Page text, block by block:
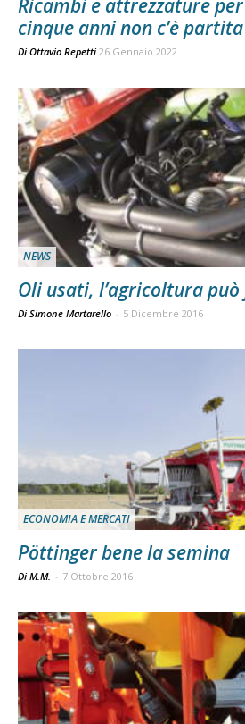
Ricambi e attrezzature
cinque anni non c’è partita
Di Ottavio Repetti 26 Gennaio 2022
NEWS
Oli usati, l’agricoltura
Di Simone Martarello - 5 Dicembre 2016
ECONOMIA E MERCATI
Pöttinger bene la semina
Di M.M. - 7 Ottobre 2016